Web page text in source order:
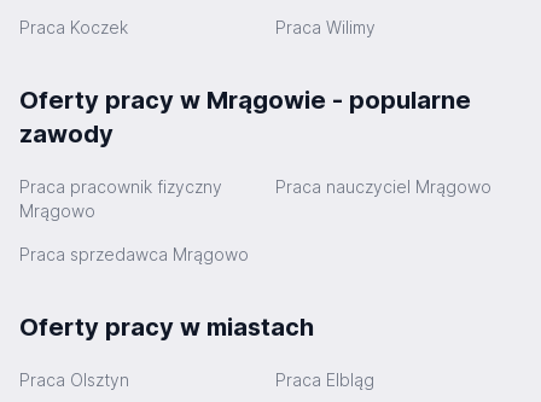
Praca Koczek Praca Wilimy
Oferty pracy w Mrągowie - popularne
zawody
Praca pracownik fizyczny
Mrągowo
Praca nauczyciel Mrągowo
Praca sprzedawca Mrągowo
Oferty pracy w miastach
Praca Olsztyn Praca Elbląg